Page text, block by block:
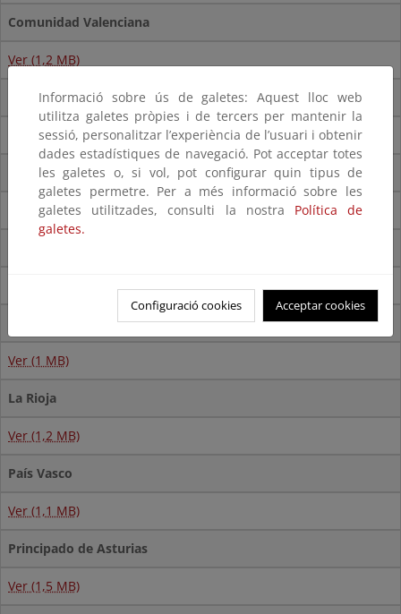
Comunidad Valenciana
Ver (1,2 MB)
Extremadura
Ver (1,8 MB)
Galicia
Ver (1,6 MB)
Ver (1 MB)
La Rioja
Ver (1,2 MB)
País Vasco
Ver (1,1 MB)
Principado de Asturias
Ver (1,5 MB)
Informació sobre ús de galetes: Aquest lloc web
utilitza galetes pròpies i de tercers per mantenir la
sessió, personalitzar l’experiència de l’usuari i obtenir
dades estadístiques de navegació. Pot acceptar totes
les galetes o, si vol, pot configurar quin tipus de
galetes permetre. Per a més informació sobre les
galetes utilitzades, consulti la nostra Política de
galetes.
Configuració cookies Acceptar cookies